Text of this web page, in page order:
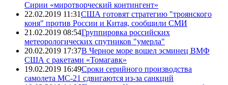
Сирии «миротворческий контингент»
22.02.2019 11:31США готовят стратегию "троянского
коня" против России и Китая, сообщили СМИ
21.02.2019 08:54Группировка российских
метеорологических спутников "умерла"
20.02.2019 17:37В Черное море вошел эсминец ВМФ
США с ракетами «Томагавк»
19.02.2019 16:49Сроки серийного производства
самолета МС-21 сдвигаются из-за санкций